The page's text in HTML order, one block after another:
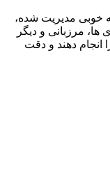
خوبی مدیریت شده،
مرزبانی و دیگر
انجام دهند و دقت